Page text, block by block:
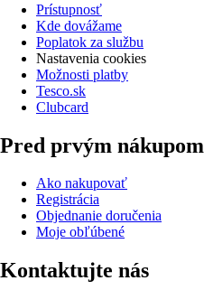
Prístupnosť
Kde dovážame
Poplatok za službu
Nastavenia cookies
Možnosti platby
Tesco.sk
Clubcard
Pred prvým nákupom
Ako nakupovať
Registrácia
Objednanie doručenia
Moje obľúbené
Kontaktujte nás